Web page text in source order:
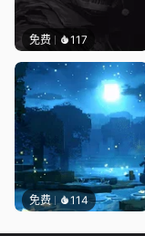
免费 117
免费 114